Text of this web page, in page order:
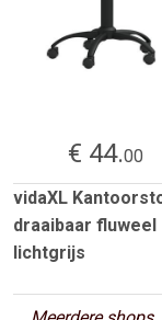
€ 44.00
vidaXL
draaibaar fluweel
lichtgrijs